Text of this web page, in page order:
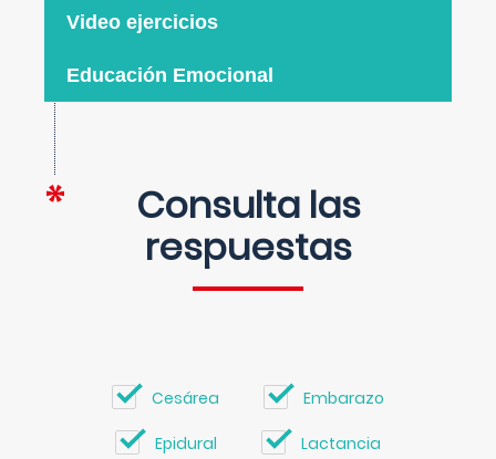
Video ejercicios
Educación Emocional
Consulta las
respuestas
Cesárea Embarazo
Epidural Lactancia